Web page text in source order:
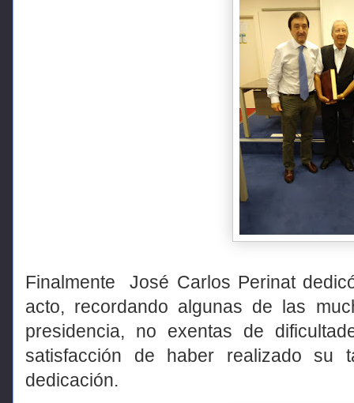
Finalmente
José Carlos Perinat
acto, recordando algunas de las
presidencia, no exentas de
satisfacción de haber realizado su
dedicación.